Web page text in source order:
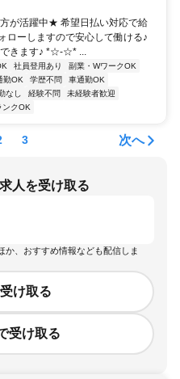
活躍中★ 希望日払い対応で給
ローしますので安心して働ける♪
できます♪ *☆-☆* ...
社員登用あり
副業・WワークOK
勤OK 学歴不問
車通勤OK
なし 経験不問
未経験者歓迎
ンクOK
3 次へ
人を受け取る
か、おすすめ情報なども配信しま
け取る
受け取る